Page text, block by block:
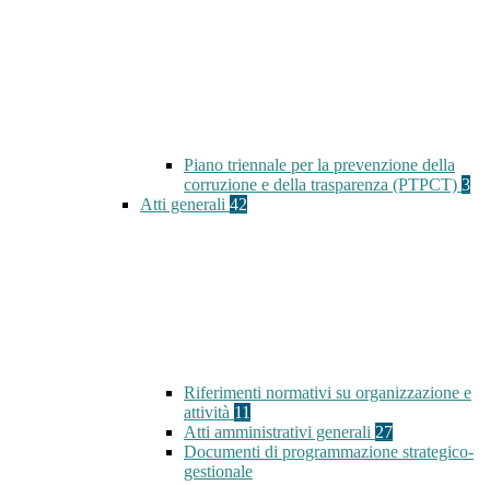
Piano triennale per la prevenzione della
corruzione e della trasparenza (PTPCT) 3
Atti generali 42
Riferimenti normativi su organizzazione e
attività 11
Atti amministrativi generali 27
Documenti di programmazione strategico-
gestionale